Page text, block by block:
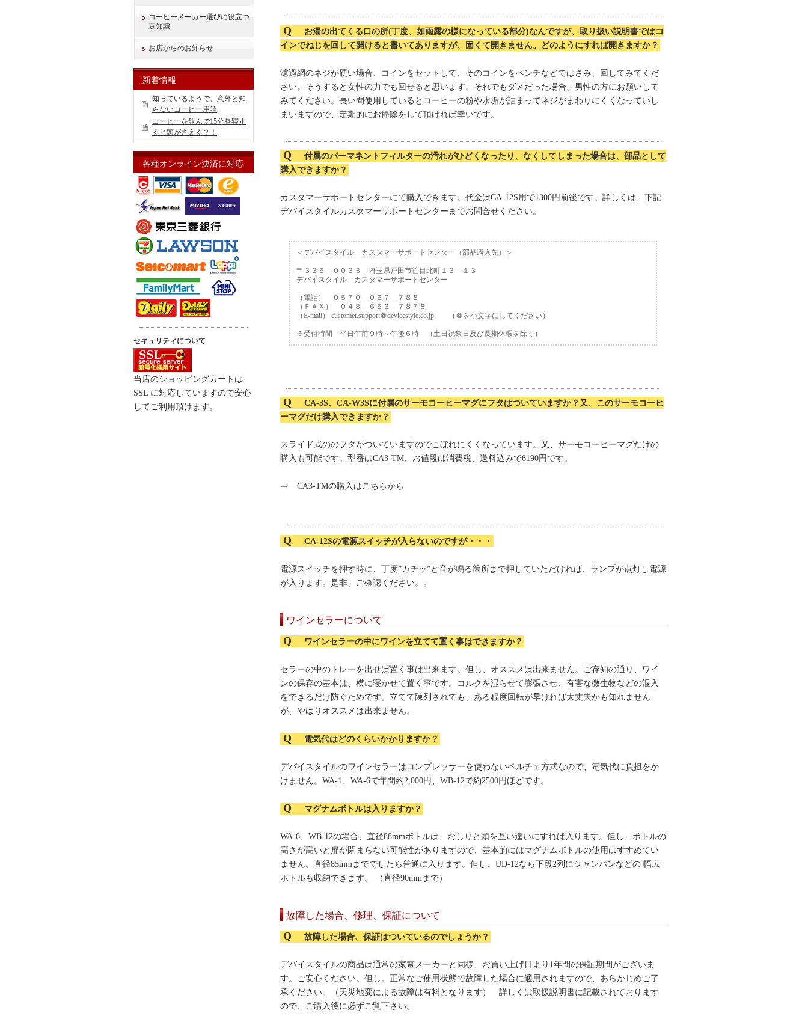
Q
お湯の出てくる口の所(丁度、如雨露の様になっている部分)なんですが、取り扱い説明書ではコ
インでねじを回して開けると書いてありますが、固くて開きません。どのようにすれば開きますか？
濾過網のネジが硬い場合、コインをセットして、そのコインをペンチなどではさみ、回してみてくだ
さい。そうすると女性の力でも回せると思います。それでもダメだった場合、男性の方にお願いして
みてください。長い間使用しているとコーヒーの粉や水垢が詰まってネジがまわりにくくなっていし
まいますので、定期的にお掃除をして頂ければ幸いです。
Q
付属のパーマネントフィルターの汚れがひどくなったり、なくしてしまった場合は、部品として
購入できますか？
カスタマーサポートセンターにて購入できます。代金はCA-12S用で1300円前後です。詳しくは、下記
デバイスタイルカスタマーサポートセンターまでお問合せください。
＜デバイスタイル カスタマーサポートセンター（部品購入先）＞
〒３３５－００３３ 埼玉県戸田市笹目北町１３－１３
デバイスタイル カスタマーサポートセンター
（電話） ０５７０－０６７－７８８
（ＦＡＸ） ０４８－６５３－７８７８
（E-mail） customer.support＠devicestyle.co.jp （＠を小文字にしてください）
※受付時間 平日午前９時～午後６時 （土日祝祭日及び長期休暇を除く）
Q
CA-3S、CA-W3Sに付属のサーモコーヒーマグにフタはついていますか？又、このサーモコーヒ
ーマグだけ購入できますか？
スライド式ののフタがついていますのでこぼれにくくなっています。又、サーモコーヒーマグだけの
購入も可能です。型番はCA3-TM、お値段は消費税、送料込みで6190円です。
⇒ CA3-TMの購入はこちらから
Q CA-12Sの電源スイッチが入らないのですが・・・
電源スイッチを押す時に、丁度”カチッ”と音が鳴る箇所まで押していただければ、ランプが点灯し電源
が入ります。是非、ご確認ください。。
ワインセラーについて
Q ワインセラーの中にワインを立てて置く事はできますか？
セラーの中のトレーを出せば置く事は出来ます。但し、オススメは出来ません。ご存知の通り、ワイ
ンの保存の基本は、横に寝かせて置く事です。コルクを湿らせて膨張させ、有害な微生物などの混入
をできるだけ防ぐためです。立てて陳列されても、ある程度回転が早ければ大丈夫かも知れません
が、やはりオススメは出来ません。
Q 電気代はどのくらいかかりますか？
デバイスタイルのワインセラーはコンプレッサーを使わないペルチェ方式なので、電気代に負担をか
けません。WA-1、WA-6で年間約2,000円、WB-12で約2500円ほどです。
Q マグナムボトルは入りますか？
WA-6、WB-12の場合、直径88mmボトルは、おしりと頭を互い違いにすれば入ります。但し、ボトルの
高さが高いと扉が閉まらない可能性がありますので、基本的にはマグナムボトルの使用はすすめてい
ません。直径85mmまででしたら普通に入ります。但し、UD-12なら下段2列にシャンパンなどの 幅広
ボトルも収納できます。 （直径90mmまで）
故障した場合、修理、保証について
Q 故障した場合、保証はついているのでしょうか？
デバイスタイルの商品は通常の家電メーカーと同様、お買い上げ日より1年間の保証期間がございま
す。ご安心ください。但し。正常なご使用状態で故障した場合に適用されますので、あらかじめご了
承ください。（天災地変による故障は有料となります） 詳しくは取扱説明書に記載されております
ので、ご購入後に必ずご覧下さい。
コーヒーメーカー選びに役立つ
豆知識
お店からのお知らせ
新着情報
知っているようで、意外と知
らないコーヒー用語
コーヒーを飲んで15分昼寝す
ると頭がさえる？！
各種オンライン決済に対応
セキュリティについて
当店のショッピングカートは
SSL に対応していますので安心
してご利用頂けます。